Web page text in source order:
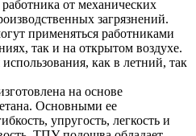
от механических
загрязнений.
применяться работниками
так и на открытом воздухе.
как в летний, так
на основе
Основными ее
упругость, легкость и